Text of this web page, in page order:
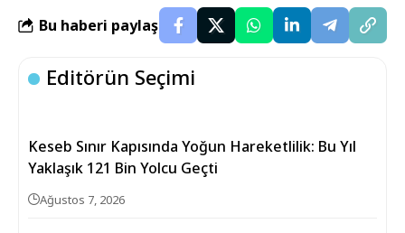
Bu haberi paylaş
Editörün Seçimi
Keseb Sınır Kapısında Yoğun Hareketlilik: Bu Yıl
Yaklaşık 121 Bin Yolcu Geçti
Ağustos 7, 2026